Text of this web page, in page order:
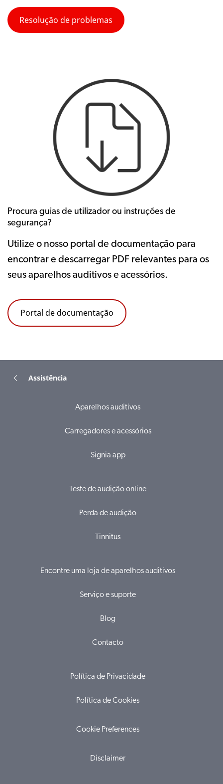
Resolução de problemas
Procura guias de utilizador ou instruções de
segurança?
Utilize o nosso portal de documentação para
encontrar e descarregar PDF relevantes para os
seus aparelhos auditivos e acessórios.
Portal de documentação
Assistência
Aparelhos auditivos
Carregadores e acessórios
Signia app
Teste de audição online
Perda de audição
Tinnitus
Encontre uma loja de aparelhos auditivos
Serviço e suporte
Blog
Contacto
Política de Privacidade
Política de Cookies
Cookie Preferences
Disclaimer